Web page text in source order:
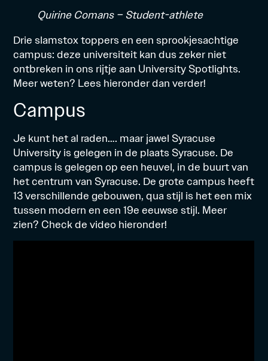
Quirine Comans – Student-athlete
Drie slamstox toppers en een sprookjesachtige
campus: deze universiteit kan dus zeker niet
ontbreken in ons rijtje aan University Spotlights.
Meer weten? Lees hieronder dan verder!
Campus
Je kunt het al raden…. maar jawel Syracuse
University is gelegen in de plaats Syracuse. De
campus is gelegen op een heuvel, in de buurt van
het centrum van Syracuse. De grote campus heeft
13 verschillende gebouwen, qua stijl is het een mix
tussen modern en een 19e eeuwse stijl. Meer
zien? Check de video hieronder!